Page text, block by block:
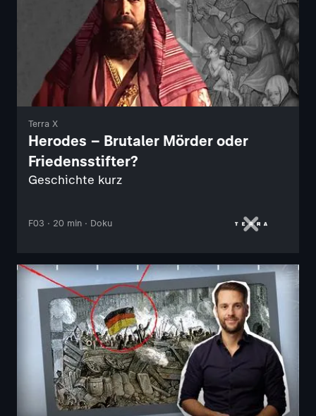
Terra X
Herodes – Brutaler Mörder oder
Friedensstifter?
Geschichte kurz
F03 · 20 min · Doku